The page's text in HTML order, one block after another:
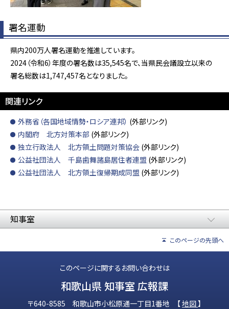
署名運動
県内200万人署名運動を推進しています。
2024（令和6）年度の署名数は35,545名で、当県民会議設立以来の
署名総数は1,747,457名となりました。
関連リンク
外務省（各国地域情勢・ロシア連邦） (外部リンク)
内閣府 北方対策本部 (外部リンク)
独立行政法人 北方領土問題対策協会 (外部リンク)
公益社団法人 千島歯舞諸島居住者連盟 (外部リンク)
公益社団法人 北方領土復帰期成同盟 (外部リンク)
知事室
このページの先頭へ
このページに関するお問い合わせは
和歌山県 知事室 広報課
〒640-8585 和歌山市小松原通一丁目1番地 【地図】